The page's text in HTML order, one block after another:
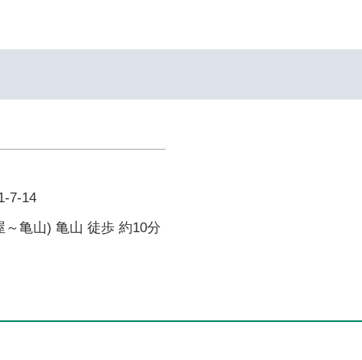
7-14
亀山) 亀山 徒歩 約10分